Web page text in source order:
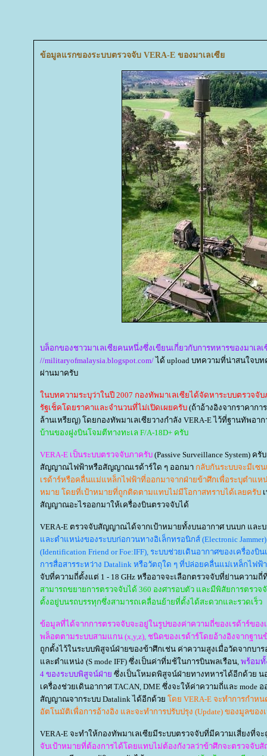
ข้อมูลแรกของระบบตรวจจับ VERA-E ของมาเลเซี
บล็อกของชาวมาเลเซียคนหนึ่งซึ่งเขียนเกี่ยวกับการทหารของมาเล
//militaryofmalaysia.blogspot.com/ ได้ upload บทความที่น่าสนใจบ
ผ่านมาครับ
นบทความระบุว่าในปี 2007 กองทัพมาเลเซียได้จัดหาระบบตรวจจับ
รัฐเช็คโดยราคาและจำนวนที่ไม่เปิดเผยครับ (ถ้าอ้างอิงจากราคาก
ล้านเหรียญ) โดยกองทัพมาเลเซียวางกำลัง VERA-E ไว้ที่ฐานทัพอา
บ้านของฝูงบินโจมตีทางทะเล F/A-18D+ ครับ
VERA-E เป็นระบบตรวจจับภาครับ (Passive Surveillance System)
สัญญาณไฟฟ้าหรือสัญญาณเรด้าร์ใด ๆ ออกมา กลับกันระบบจะมีเซ
เรด้าร์หรือคลื่นแม่แหล็กไฟฟ้าที่ออกมาจากฝ่ายข้าศึกเพื่อระบุตำแห
หมาย โดยที่เป้าหมายที่ถูกติดตามแทบไม่มีโอกาสทราบได้เลยครับ
สัญญาณอะไรออกมาให้เครื่องบินตรวจจับได้
VERA-E ตรวจจับสัญญาณได้จากเป้าหมายทั้งบนอากาศ บนบก และ
ละตำแหน่งของระบบก่อกวนทางอิเล็กทรอนิกส์ (Electronic
(Identification Friend or Foe:IFF), ระบบช่วยเดินอากาศของเครื่องบิ
การสื่อสารระหว่าง Datalink หรือวัตถุใด ๆ ที่ปล่อยคลื่นแม่เหล็กไฟ
จับที่ความถี่ตั้งแต่ 1 - 18 GHz หรืออาจจะเลือกตรวจจับที่ย่านความถี่ที่
สามารถขยายการตรวจจับได้ 360 องศารอบตัว และมีพิสัยการตรวจ
ตั้งอยู่บนรถบรรทุกซึ่งสามารถเคลื่อนย้ายที่ตั้งได้สะดวกและรวดเร็ว
ข้อมูลที่ได้จากการตรวจจับจะอยู่ในรูปของค่าความถี่ของเรด้าร์ของ
พล็อตตามระบบสามแกน (x,y,z), ชนิดของเรด้าร์โดยอ้างอิงจากฐาน
ถูกตั้งไว้ในระบบพิสูจน์ฝ่ายของข้าศึกเช่น ค่าความสูงเมื่อวัดจากบาร
ละตำแหน่ง (S mode IFF) ซึ่งเป็นค่าที่มช้ในการบินพลเรือน, พร้อมทั้
4 ของระบบพิสูจน์ฝ่า ซึ่งเป็นโหมดพิสูจน์ฝ่ายทางทหารได้อีกด้วย น
เครื่องช่วยเดินอากาศ TACAN, DME ซึ่งจะให้ค่าความถี่และ mode
สัญญาณจากระบบ Datalink ได้อีกด้ว ดย VERA-E จะทำการกำห
อัตโนมัติเพื่อการอ้างอิง และจะทำการปรับปรุง (Update) ของมูลของ
VERA-E จะทำให้กองทัพมาเลเซียมีระบบตรวจจับที่มีความเสี่ยงที่
จับเป้าหมายที่ต้องการได้โดยแทบไม่ต้องกังวลว่าข้าศึกจะตรวจจับ